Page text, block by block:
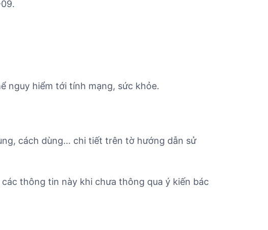
nguy hiểm tới tính mạng, sức khỏe.
cách dùng… chi tiết trên tờ hướng dẫn sử
thông tin này khi chưa thông qua ý kiến bác